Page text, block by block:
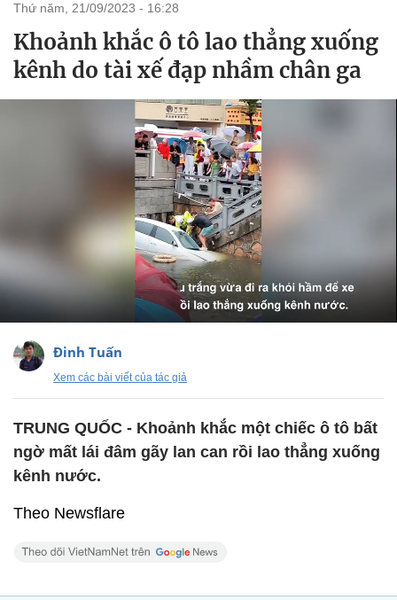
thứ năm, 21/09/2023 - 16:28
Khoảnh khắc ô tô lao thẳng xuống
kênh do tài xế đạp nhầm chân ga
Đinh Tuấn
Xem các bài viết của tác giả
TRUNG QUỐC - Khoảnh khắc một chiếc ô tô bất
ngờ mất lái đâm gãy lan can rồi lao thẳng xuống
kênh nước.
Theo Newsflare